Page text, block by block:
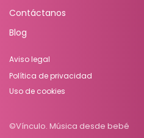
Contáctanos
Blog
Aviso legal
Política de privacidad
Uso de cookies
©Vínculo. Música desde bebé